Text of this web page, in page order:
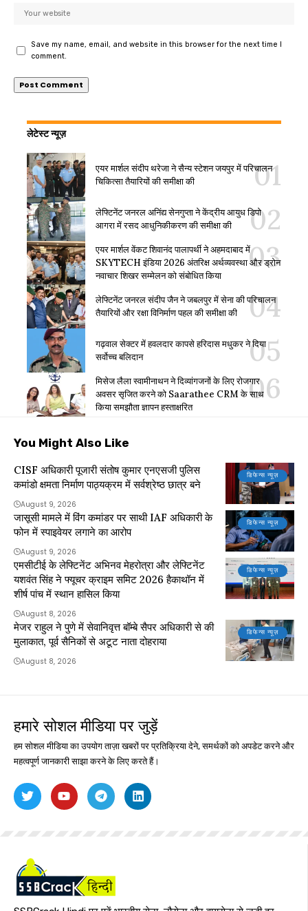
Save my name, email, and website in this browser for the next time I
comment.
लेटेस्ट न्यूज़
एयर मार्शल संदीप थरेजा ने सैन्य स्टेशन जयपुर में परिचालन
चिकित्सा तैयारियों की समीक्षा की
लेफ्टिनेंट जनरल अनिंद्य सेनगुप्ता ने केंद्रीय आयुध डिपो
आगरा में रसद आधुनिकीकरण की समीक्षा की
एयर मार्शल वेंकट शिवानंद पालापर्थी ने अहमदाबाद में
SKYTECH इंडिया 2026 अंतरिक्ष अर्थव्यवस्था और ड्रोन
नवाचार शिखर सम्मेलन को संबोधित किया
लेफ्टिनेंट जनरल संदीप जैन ने जबलपुर में सेना की परिचालन
तैयारियों और रक्षा विनिर्माण पहल की समीक्षा की
गढ़वाल सेक्टर में हवलदार कापसे हरिदास मधुकर ने दिया
सर्वोच्च बलिदान
मिसेज लैला स्वामीनाथन ने दिव्यांगजनों के लिए रोजगार
अवसर सृजित करने को Saarathee CRM के साथ
किया समझौता ज्ञापन हस्ताक्षरित
You Might Also Like
डिफेन्स न्यूज़
CISF अधिकारी पूजारी संतोष कुमार एनएसजी पुलिस
कमांडो क्षमता निर्माण पाठ्यक्रम में सर्वश्रेष्ठ छात्र बने
August 9, 2026
डिफेन्स न्यूज़
जासूसी मामले में विंग कमांडर पर साथी IAF अधिकारी के
फोन में स्पाइवेयर लगाने का आरोप
August 9, 2026
डिफेन्स न्यूज़
एमसीटीई के लेफ्टिनेंट अभिनव मेहरोत्रा और लेफ्टिनेंट
यशवंत सिंह ने फ्यूचर क्राइम समिट 2026 हैकाथॉन में
शीर्ष पांच में स्थान हासिल किया
August 8, 2026
डिफेन्स न्यूज़
मेजर राहुल ने पुणे में सेवानिवृत्त बॉम्बे सैपर अधिकारी से की
मुलाकात, पूर्व सैनिकों से अटूट नाता दोहराया
August 8, 2026
हमारे सोशल मीडिया पर जुड़ें
हम सोशल मीडिया का उपयोग ताज़ा खबरों पर प्रतिक्रिया देने, समर्थकों को अपडेट करने और
महत्वपूर्ण जानकारी साझा करने के लिए करते हैं।